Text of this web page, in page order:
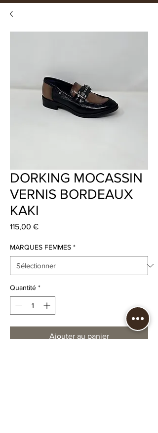
DORKING MOCASSIN
VERNIS BORDEAUX
KAKI
115,00 €Prix
MARQUES FEMMES *
Quantité *
Ajouter au panier